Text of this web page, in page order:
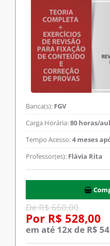
Banca(s): FGV
Carga Horária:80 horas/
Tempo Acesso:4 meses
Professor(es): Flávia Rita
De R$ 660,00
Por R$ 528,00
em até 12x de R$